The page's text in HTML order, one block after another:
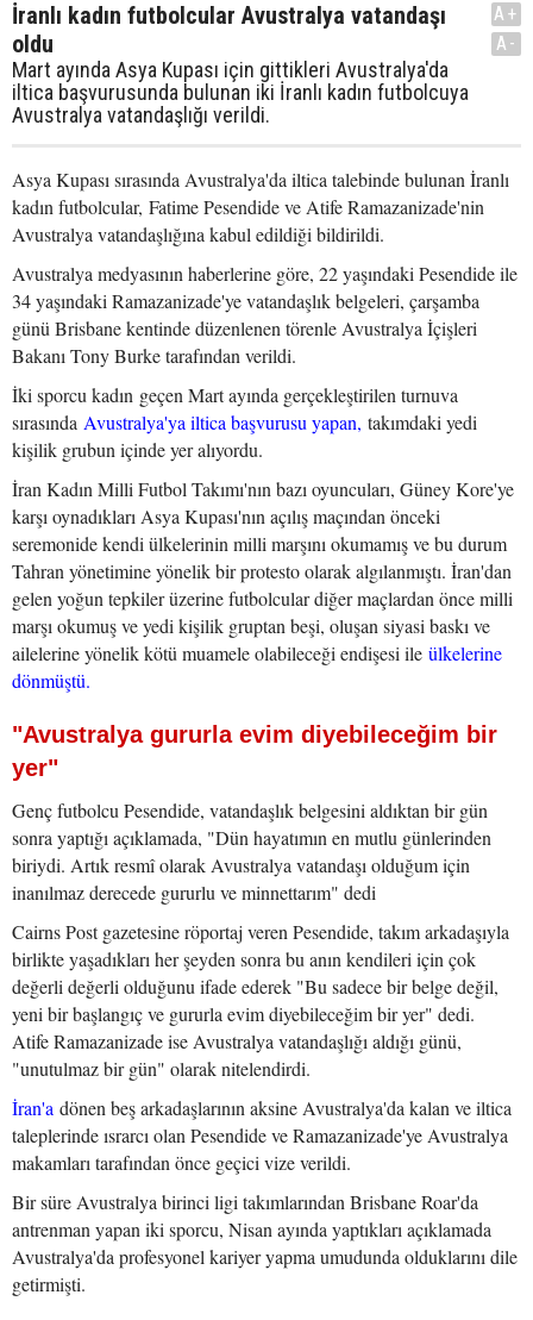
İranlı kadın futbolcular Avustralya vatandaşı
oldu
Mart ayında Asya Kupası için gittikleri Avustralya'da
iltica başvurusunda bulunan iki İranlı kadın futbolcuya
Avustralya vatandaşlığı verildi.
A+
A-
Asya Kupası sırasında Avustralya'da iltica talebinde bulunan İranlı
kadın futbolcular, Fatime Pesendide ve Atife Ramazanizade'nin
Avustralya vatandaşlığına kabul edildiği bildirildi.
Avustralya medyasının haberlerine göre, 22 yaşındaki Pesendide ile
34 yaşındaki Ramazanizade'ye vatandaşlık belgeleri, çarşamba
günü Brisbane kentinde düzenlenen törenle Avustralya İçişleri
Bakanı Tony Burke tarafından verildi.
İki sporcu kadın geçen Mart ayında gerçekleştirilen turnuva
sırasında Avustralya'ya iltica başvurusu yapan, takımdaki yedi
kişilik grubun içinde yer alıyordu.
İran Kadın Milli Futbol Takımı'nın bazı oyuncuları, Güney Kore'ye
karşı oynadıkları Asya Kupası'nın açılış maçından önceki
seremonide kendi ülkelerinin milli marşını okumamış ve bu durum
Tahran yönetimine yönelik bir protesto olarak algılanmıştı. İran'dan
gelen yoğun tepkiler üzerine futbolcular diğer maçlardan önce milli
marşı okumuş ve yedi kişilik gruptan beşi, oluşan siyasi baskı ve
ailelerine yönelik kötü muamele olabileceği endişesi ile ülkelerine
dönmüştü.
"Avustralya gururla evim diyebileceğim bir
yer"
Genç futbolcu Pesendide, vatandaşlık belgesini aldıktan bir gün
sonra yaptığı açıklamada, "Dün hayatımın en mutlu günlerinden
biriydi. Artık resmî olarak Avustralya vatandaşı olduğum için
inanılmaz derecede gururlu ve minnettarım" dedi
Cairns Post gazetesine röportaj veren Pesendide, takım arkadaşıyla
birlikte yaşadıkları her şeyden sonra bu anın kendileri için çok
değerli değerli olduğunu ifade ederek "Bu sadece bir belge değil,
yeni bir başlangıç ve gururla evim diyebileceğim bir yer" dedi.
Atife Ramazanizade ise Avustralya vatandaşlığı aldığı günü,
"unutulmaz bir gün" olarak nitelendirdi.
İran'a dönen beş arkadaşlarının aksine Avustralya'da kalan ve iltica
taleplerinde ısrarcı olan Pesendide ve Ramazanizade'ye Avustralya
makamları tarafından önce geçici vize verildi.
Bir süre Avustralya birinci ligi takımlarından Brisbane Roar'da
antrenman yapan iki sporcu, Nisan ayında yaptıkları açıklamada
Avustralya'da profesyonel kariyer yapma umudunda olduklarını dile
getirmişti.